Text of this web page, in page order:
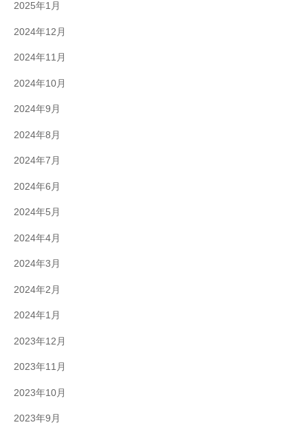
2025年1月
2024年12月
2024年11月
2024年10月
2024年9月
2024年8月
2024年7月
2024年6月
2024年5月
2024年4月
2024年3月
2024年2月
2024年1月
2023年12月
2023年11月
2023年10月
2023年9月